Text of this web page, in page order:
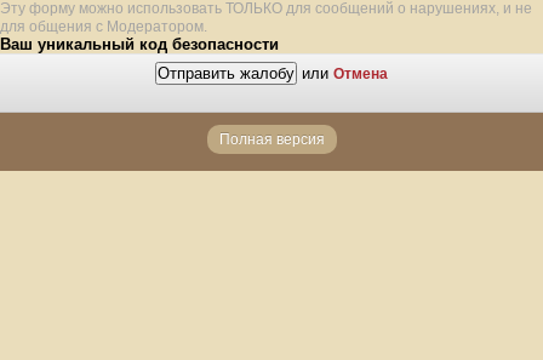
Эту форму можно использовать ТОЛЬКО для сообщений о нарушениях, и не
для общения с Модератором.
Ваш уникальный код безопасности
или Отмена
Полная версия